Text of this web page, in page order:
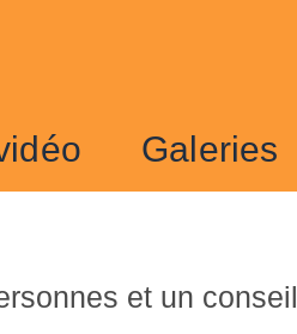
Galeries
et un conseil